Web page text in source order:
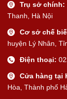
Trụ sở chính:
Thanh, Hà Nội
Cơ sở chế
huyện Lý Nhân,
Điện thoại:
Cửa hàng tại
Hòa, Thành phố